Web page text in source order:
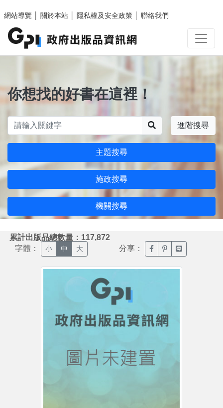
網站導覽
關於本站 隱私權及安全政策 聯絡我們
你想找的好書在這裡！
進階搜尋
主題搜尋
施政搜尋
機關搜尋
累計出版品總數量：117,872
字體： 小 中 大 分享： 臉書分享(另開新視窗)
噗浪分享(另開新
Line分享(另